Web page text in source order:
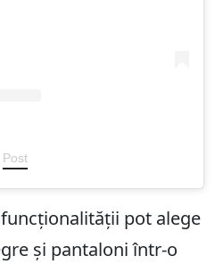
Post
pot alege
și pantaloni într-o